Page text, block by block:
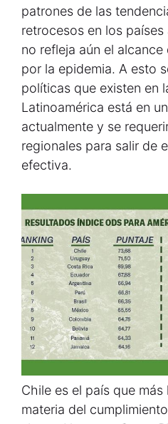
patrones de las
retrocesos en los
no refleja aún el
por la epidemia. A esto
políticas que existen en
Latinoamérica está en
actualmente y se
regionales para salir de
efectiva.
Chile es el país que
materia del